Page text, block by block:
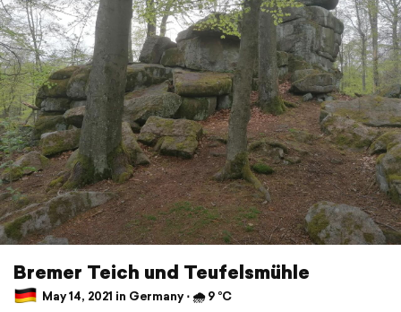
Bremer Teich und Teufelsmühle
May 14, 2021 in Germany ⋅ 🌧 9 °C